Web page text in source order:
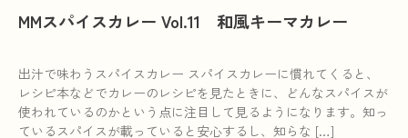
MMスパイスカレー Vol.11 和風キーマカレー
出汁で味わうスパイスカレー スパイスカレーに慣れてくると、
レシピ本などでカレーのレシピを見たときに、どんなスパイスが
使われているのかという点に注目して見るようになります。知っ
ているスパイスが載っていると安心するし、知らな […]